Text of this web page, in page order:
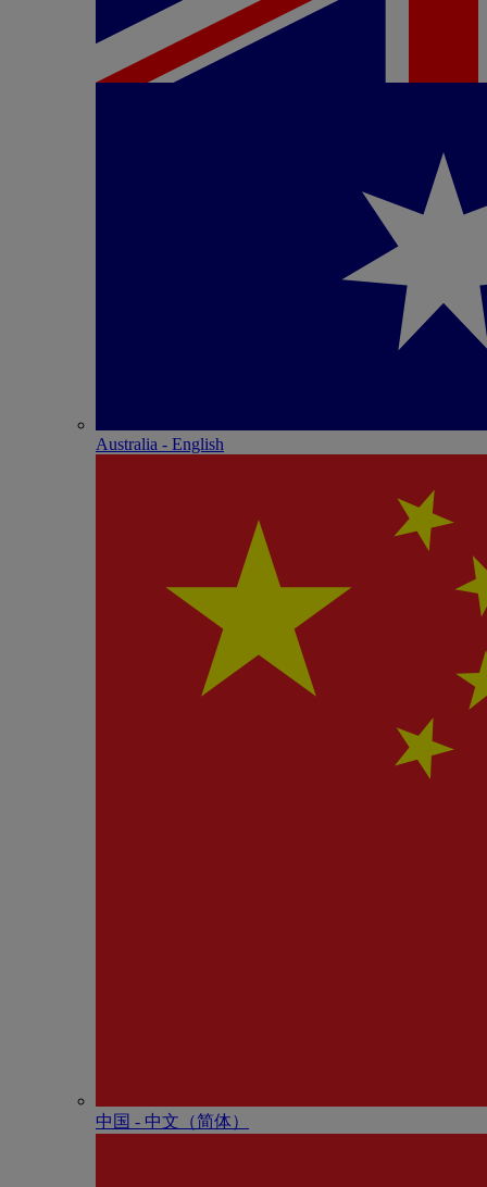
Australia - English
中国 - 中⽂（简体）